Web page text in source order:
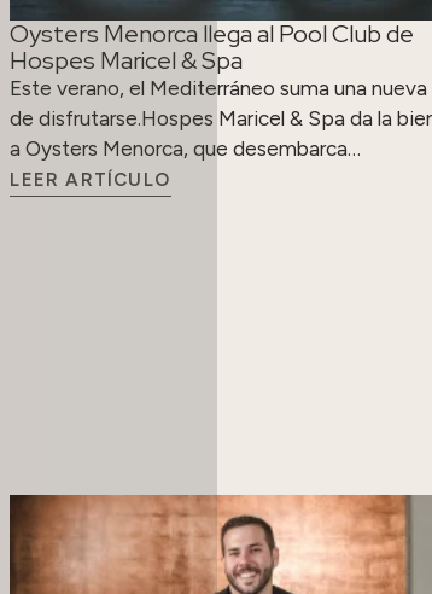
Oysters Menorca llega al Pool Club de
Hospes Maricel & Spa
Este verano, el Mediterráneo suma una
de disfrutarse.Hospes Maricel & Spa da la
a Oysters Menorca, que desembarca…
LEER ARTÍCULO